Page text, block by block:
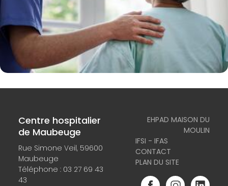
Centre hospitalier
de Maubeuge
Rue Simone Veil, 59600
Maubeuge
Téléphone : 03 27 69 43
43
EHPAD MAISON DU
MOULIN
IFSI - IFAS
CONTACT
PLAN DU SITE